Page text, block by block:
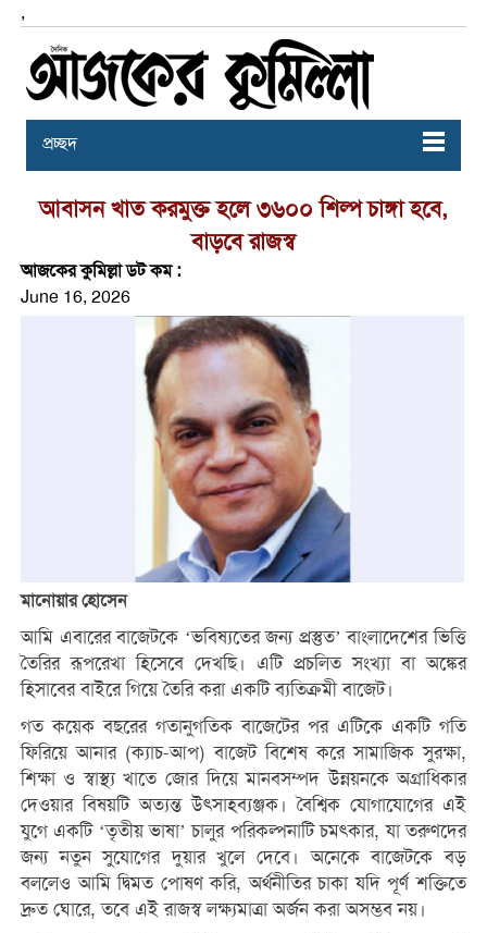
,
প্রচ্ছদ
আবাসন খাত করমুক্ত হলে ৩৬০০ শিল্প চাঙ্গা হবে,
বাড়বে রাজস্ব
আজকের কুমিল্লা ডট কম :
June 16, 2026
মানোয়ার হোসেন
আমি এবারের বাজেটকে ‘ভবিষ্যতের জন্য প্রস্তুত’ বাংলাদেশের ভিত্তি
তৈরির রূপরেখা হিসেবে দেখছি। এটি প্রচলিত সংখ্যা বা অঙ্কের
হিসাবের বাইরে গিয়ে তৈরি করা একটি ব্যতিক্রমী বাজেট।
গত কয়েক বছরের গতানুগতিক বাজেটের পর এটিকে একটি গতি
ফিরিয়ে আনার (ক্যাচ-আপ) বাজেট বিশেষ করে সামাজিক সুরক্ষা,
শিক্ষা ও স্বাস্থ্য খাতে জোর দিয়ে মানবসম্পদ উন্নয়নকে অগ্রাধিকার
দেওয়ার বিষয়টি অত্যন্ত উৎসাহব্যঞ্জক। বৈশ্বিক যোগাযোগের এই
যুগে একটি ‘তৃতীয় ভাষা’ চালুর পরিকল্পনাটি চমৎকার, যা তরুণদের
জন্য নতুন সুযোগের দুয়ার খুলে দেবে। অনেকে বাজেটকে বড়
বললেও আমি দ্বিমত পোষণ করি, অর্থনীতির চাকা যদি পূর্ণ শক্তিতে
দ্রুত ঘোরে, তবে এই রাজস্ব লক্ষ্যমাত্রা অর্জন করা অসম্ভব নয়।